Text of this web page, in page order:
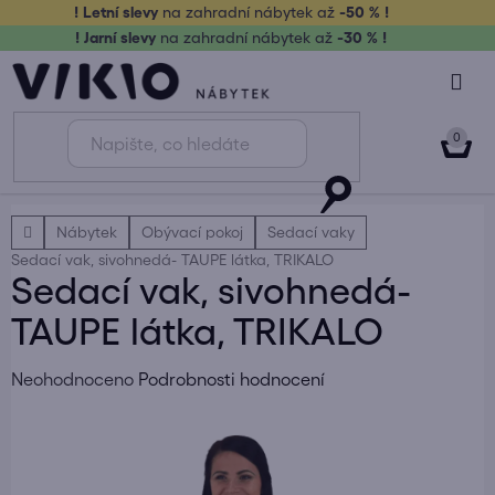
obsah
! Letní slevy na zahradní nábytek až-50 % !
! Jarní slevy na zahradní nábytek až -30 % !
DomůNábytek Obývací pokoj
Sedací vaky
Sedací vak, sivohnedá- TAUPE látka, TRIKALO
Sedací vak, sivohnedá-
TAUPE látka, TRIKALO
Průměrné
Neohodnoceno Podrobnosti hodnocení